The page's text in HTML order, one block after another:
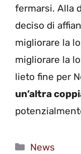
fermarsi. Alla
deciso di
migliorare la
migliorare la
lieto fine per
un’altra
Categorie
News